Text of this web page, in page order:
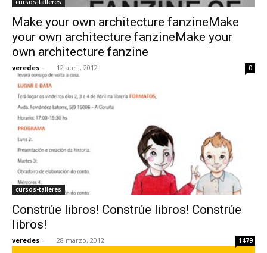
cursos-talleres
Make your own architecture fanzineMake
your own architecture fanzineMake your
own architecture fanzine
veredes - 12 abril, 2012 0
cursos-talleres
Constrúe libros! Constrúe libros! Constrúe
libros!
veredes - 28 marzo, 2012 1479